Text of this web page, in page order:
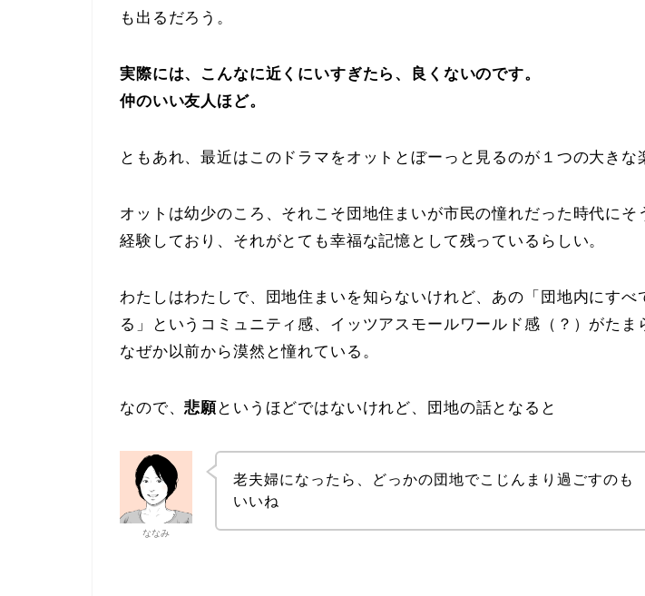
も出るだろう。
実際には、こんなに近くにいすぎたら、良くないのです。
仲のいい友人ほど。
ともあれ、最近はこのドラマをオットとぼーっと見るのが１つの大きな
オットは幼少のころ、それこそ団地住まいが市民の憧れだった時代にそ
経験しており、それがとても幸福な記憶として残っているらしい。
わたしはわたしで、団地住まいを知らないけれど、あの「団地内にすべ
る」というコミュニティ感、イッツアスモールワールド感（？）がたま
なぜか以前から漠然と憧れている。
なので、悲願というほどではないけれど、団地の話となると
ななみ
老夫婦になったら、どっかの団地でこじんまり過ごすのも
いいね